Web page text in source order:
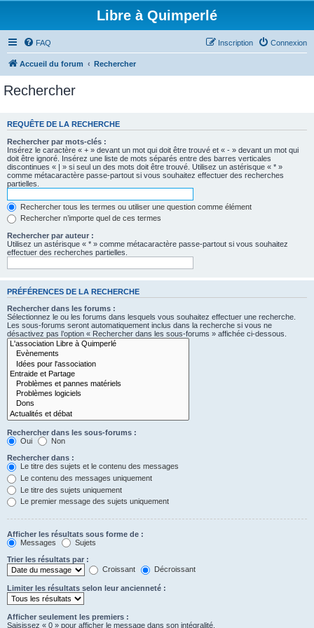
Libre à Quimperlé
FAQ Connexion
Inscription
Accueil du forum Rechercher
Rechercher
REQUÊTE DE LA RECHERCHE
Rechercher par mots-clés :
Insérez le caractère « + » devant un mot qui doit être trouvé et « - » devant un mot qui
doit être ignoré. Insérez une liste de mots séparés entre des barres verticales
discontinues « | » si seul un des mots doit être trouvé. Utilisez un astérisque « * »
comme métacaractère passe-partout si vous souhaitez effectuer des recherches
partielles.
Rechercher tous les termes ou utiliser une question comme élément
Rechercher n’importe quel de ces termes
Rechercher par auteur :
Utilisez un astérisque « * » comme métacaractère passe-partout si vous souhaitez
effectuer des recherches partielles.
PRÉFÉRENCES DE LA RECHERCHE
Rechercher dans les forums :
Sélectionnez le ou les forums dans lesquels vous souhaitez effectuer une recherche.
Les sous-forums seront automatiquement inclus dans la recherche si vous ne
désactivez pas l’option « Rechercher dans les sous-forums » affichée ci-dessous.
Rechercher dans les sous-forums :
Oui
Non
Rechercher dans :
Le titre des sujets et le contenu des messages
Le contenu des messages uniquement
Le titre des sujets uniquement
Le premier message des sujets uniquement
Afficher les résultats sous forme de :
Messages
Sujets
Trier les résultats par :
Croissant
Décroissant
Limiter les résultats selon leur ancienneté :
Afficher seulement les premiers :
Saisissez « 0 » pour afficher le message dans son intégralité.